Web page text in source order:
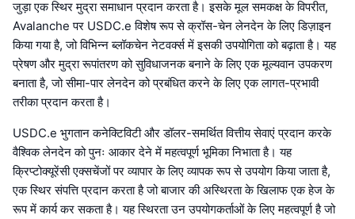
जुड़ा एक स्थिर मुद्रा समाधान प्रदान करता है। इसके मूल समकक्ष के विपरीत,
Avalanche पर USDC.e विशेष रूप से क्रॉस-चेन लेनदेन के लिए डिज़ाइन
किया गया है, जो विभिन्न ब्लॉकचेन नेटवर्क्स में इसकी उपयोगिता को बढ़ाता है। यह
प्रेषण और मुद्रा रूपांतरण को सुविधाजनक बनाने के लिए एक मूल्यवान उपकरण
बनाता है, जो सीमा-पार लेनदेन को प्रबंधित करने के लिए एक लागत-प्रभावी
तरीका प्रदान करता है।
USDC.e भुगतान कनेक्टिविटी और डॉलर-समर्थित वित्तीय सेवाएं प्रदान करके
वैश्विक लेनदेन को पुनः आकार देने में महत्वपूर्ण भूमिका निभाता है। यह
क्रिप्टोक्यूरेंसी एक्सचेंजों पर व्यापार के लिए व्यापक रूप से उपयोग किया जाता है,
एक स्थिर संपत्ति प्रदान करता है जो बाजार की अस्थिरता के खिलाफ एक हेज के
रूप में कार्य कर सकता है। यह स्थिरता उन उपयोगकर्ताओं के लिए महत्वपूर्ण है जो